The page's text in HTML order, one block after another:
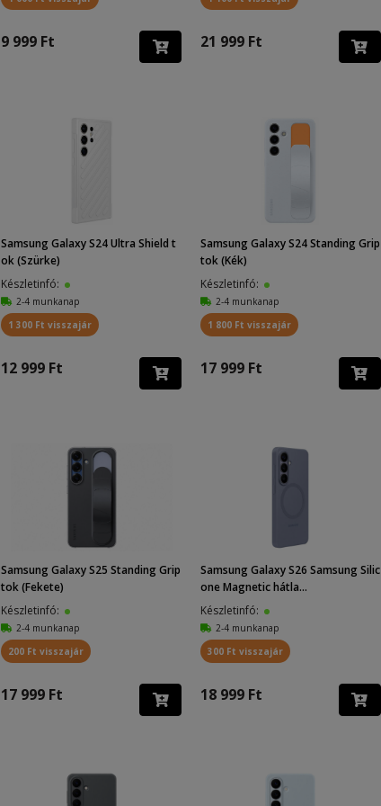
9 999 Ft 21 999 Ft
Samsung Galaxy S24 Ultra Shield t
ok (Szürke)
Készletinfó:
2-4 munkanap
1 300 Ft visszajár
12 999 Ft
Samsung Galaxy S24 Standing Grip
tok (Kék)
Készletinfó:
2-4 munkanap
1 800 Ft visszajár
17 999 Ft
Samsung Galaxy S25 Standing Grip
tok (Fekete)
Készletinfó:
2-4 munkanap
200 Ft visszajár
17 999 Ft
Samsung Galaxy S26 Samsung Silic
one Magnetic hátla...
Készletinfó:
2-4 munkanap
300 Ft visszajár
18 999 Ft